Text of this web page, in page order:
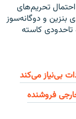
تحریم‌های
بنزین و دوگانه‌سوز
تاحدودی کاسته
فروشنده